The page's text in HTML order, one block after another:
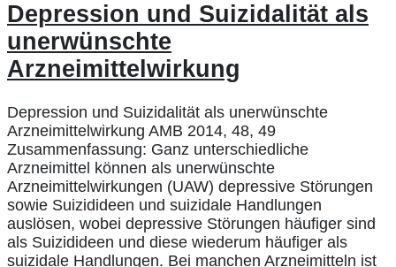
Depression und Suizidalität als
unerwünschte
Arzneimittelwirkung
Depression und Suizidalität als unerwünschte
Arzneimittelwirkung AMB 2014, 48, 49
Zusammenfassung: Ganz unterschiedliche
Arzneimittel können als unerwünschte
Arzneimittelwirkungen (UAW) depressive Störungen
sowie Suizidideen und suizidale Handlungen
auslösen, wobei depressive Störungen häufiger sind
als Suizidideen und diese wiederum häufiger als
suizidale Handlungen. Bei manchen Arzneimitteln ist